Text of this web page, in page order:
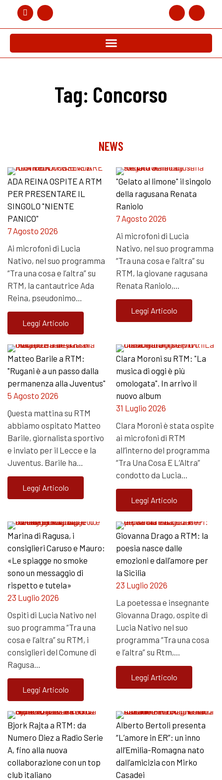
Tag: Concorso
NEWS
ADA REINA OSPITE A RTM
PER PRESENTARE IL
SINGOLO "NIENTE
PANICO"
7 Agosto 2026
Ai microfoni di Lucia
Nativo, nel suo programma
“Tra una cosa e l’altra” su
RTM, la cantautrice Ada
Reina, pseudonimo…
Leggi Articolo
"Gelato al limone" il singolo
della ragusana Renata
Raniolo
7 Agosto 2026
Ai microfoni di Lucia
Nativo, nel suo programma
“Tra una cosa e l’altra” su
RTM, la giovane ragusana
Renata Raniolo,…
Leggi Articolo
Matteo Barile a RTM:
"Rugani è a un passo dalla
permanenza alla Juventus"
5 Agosto 2026
Questa mattina su RTM
abbiamo ospitato Matteo
Barile, giornalista sportivo
e inviato per il Lecce e la
Juventus. Barile ha…
Leggi Articolo
Clara Moroni su RTM: "La
musica di oggi è più
omologata". In arrivo il
nuovo album
31 Luglio 2026
Clara Moroni è stata ospite
ai microfoni di RTM
all’interno del programma
“Tra Una Cosa E L’Altra”
condotto da Lucia…
Leggi Articolo
Marina di Ragusa, i
consiglieri Caruso e Mauro:
«Le spiagge no smoke
sono un messaggio di
rispetto e tutela»
23 Luglio 2026
Ospiti di Lucia Nativo nel
suo programma “Tra una
cosa e l’altra” su RTM, i
consiglieri del Comune di
Ragusa…
Leggi Articolo
Giovanna Drago a RTM: la
poesia nasce dalle
emozioni e dall’amore per
la Sicilia
23 Luglio 2026
La poetessa e insegnante
Giovanna Drago, ospite di
Lucia Nativo nel suo
programma “Tra una cosa
e l’altra” su Rtm,…
Leggi Articolo
Bjork Rajta a RTM: da
Numero Diez a Radio Serie
A, fino alla nuova
collaborazione con un top
club italiano
Alberto Bertoli presenta
“L’amore in ER”: un inno
all’Emilia-Romagna nato
dall’amicizia con Mirko
Casadei